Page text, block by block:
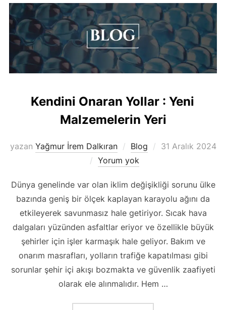
Kendini Onaran Yollar : Yeni
Malzemelerin Yeri
yazan Yağmur İrem Dalkıran Blog
Yayımlanma
31 Aralık 2024
Yorum yok
Dünya genelinde var olan iklim değişikliği sorunu ülke
bazında geniş bir ölçek kaplayan karayolu ağını da
etkileyerek savunmasız hale getiriyor. Sıcak hava
dalgaları yüzünden asfaltlar eriyor ve özellikle büyük
şehirler için işler karmaşık hale geliyor. Bakım ve
onarım masrafları, yolların trafiğe kapatılması gibi
sorunlar şehir içi akışı bozmakta ve güvenlik zaafiyeti
olarak ele alınmalıdır. Hem …